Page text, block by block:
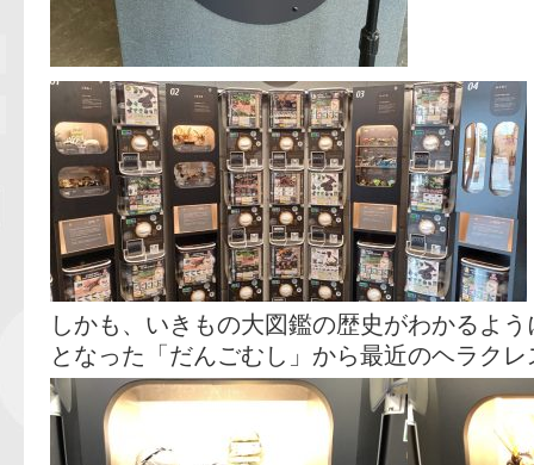
しかも、いきもの大図鑑の歴史がわかるよ
となった「だんごむし」から最近のヘラク